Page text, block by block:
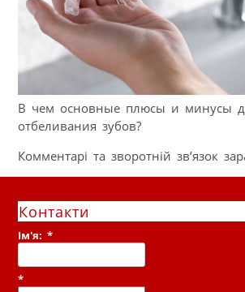
В чем основные плюсы и минусы
отбеливания зубов?
Комментарі та зворотній зв’язок
Контакти
Ім'я:*
*